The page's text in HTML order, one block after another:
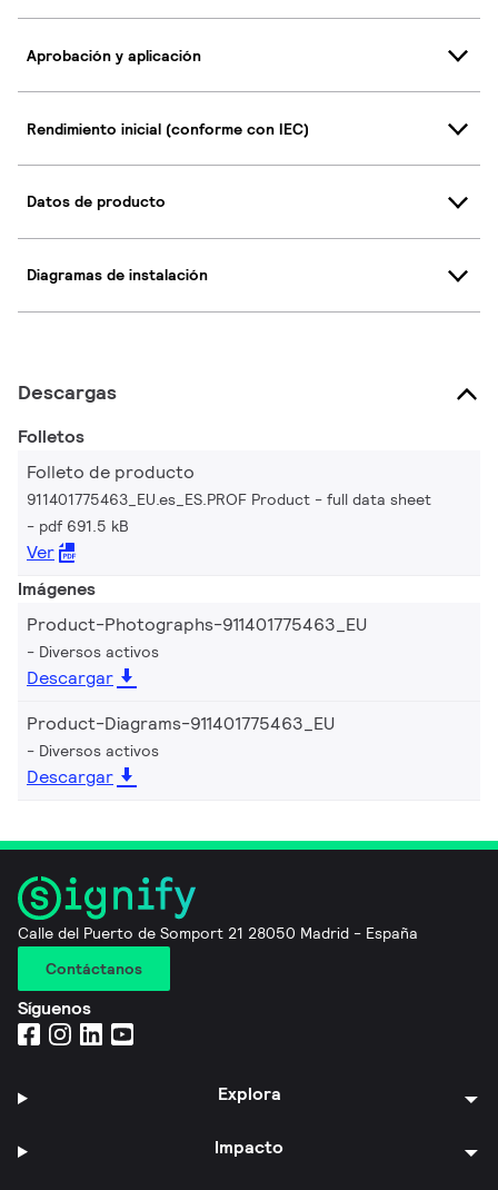
Aprobación y aplicación
Rendimiento inicial (conforme con IEC)
Datos de producto
Diagramas de instalación
Descargas
Folletos
Folleto de producto
911401775463_EU.es_ES.PROF Product - full data sheet
pdf 691.5 kB
Ver
Imágenes
Product-Photographs-911401775463_EU
Diversos activos
Descargar
Product-Diagrams-911401775463_EU
Diversos activos
Descargar
Calle del Puerto de Somport 21 28050 Madrid - España
Contáctanos
Síguenos
Explora
Impacto